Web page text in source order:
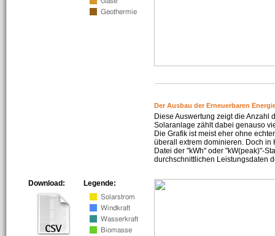
Der Ausbau der Erneuerbaren
Diese Auswertung zeigt die Anzahl
Solaranlage zählt dabei genauso
Die Grafik ist meist eher ohne
überall extrem dominieren. Doch in
Datei der "kWh" oder "kW(peak)"-
durchschnittlichen Leistungsdaten
Legende:
Download: